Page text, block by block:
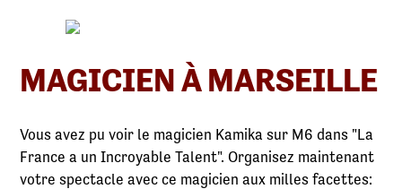
MAGICIEN À MARSEILLE
Vous avez pu voir le magicien Kamika sur M6 dans "La
France a un Incroyable Talent". Organisez maintenant
votre spectacle avec ce magicien aux milles facettes: